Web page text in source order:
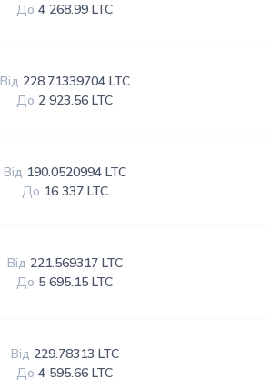
До 4 268.99 LTC
Від 228.71339704 LTC
До 2 923.56 LTC
Від 190.0520994 LTC
До 16 337 LTC
Від 221.569317 LTC
До 5 695.15 LTC
Від 229.78313 LTC
До 4 595.66 LTC